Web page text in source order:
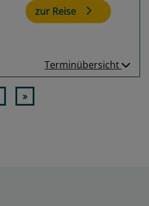
zur Reise
Terminübersicht
»